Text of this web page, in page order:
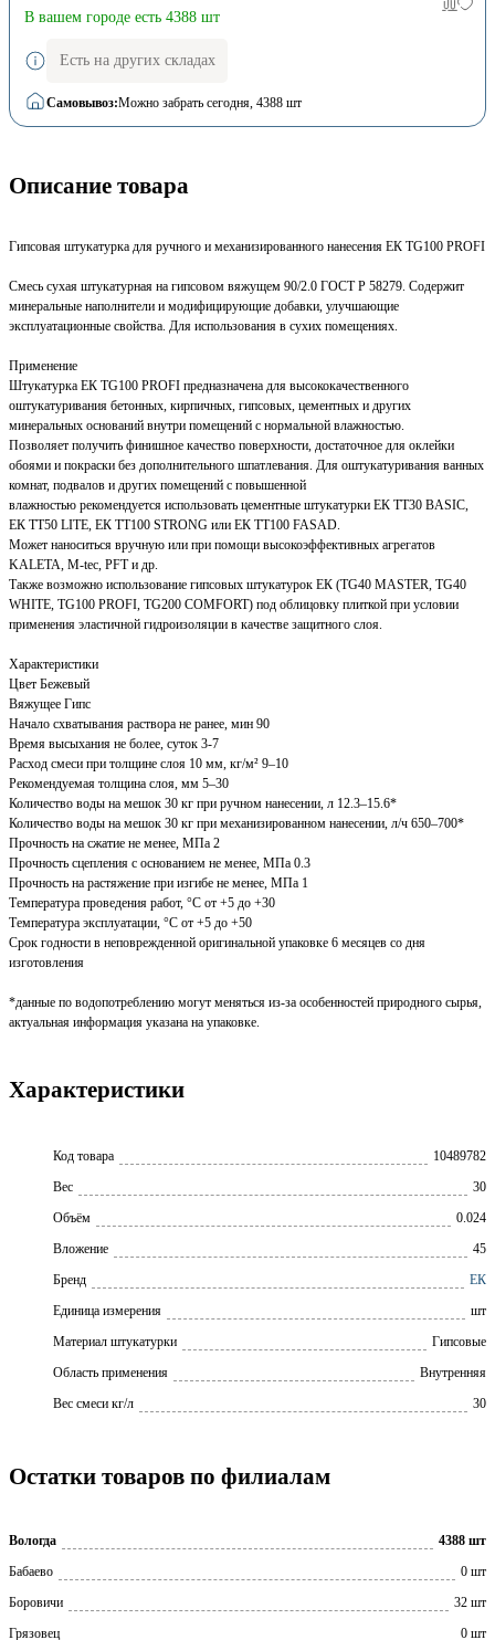
В вашем городе есть 4388 шт
Есть на других складах
Самовывоз:Можно забрать сегодня , 4388 шт
Описание товара
Гипсовая штукатурка для ручного и механизированного нанесения ЕК TG100 PROFI
Смесь сухая штукатурная на гипсовом вяжущем 90/2.0 ГОСТ Р 58279. Содержит
минеральные наполнители и модифицирующие добавки, улучшающие
эксплуатационные свойства. Для использования в сухих помещениях.
Применение
Штукатурка ЕК TG100 PROFI предназначена для высококачественного
оштукатуривания бетонных, кирпичных, гипсовых, цементных и других
минеральных оснований внутри помещений с нормальной влажностью.
Позволяет получить финишное качество поверхности, достаточное для оклейки
обоями и покраски без дополнительного шпатлевания. Для оштукатуривания ванных
комнат, подвалов и других помещений с повышенной
влажностью рекомендуется использовать цементные штукатурки ЕК ТТ30 BASIC,
ЕК ТТ50 LITE, ЕК ТТ100 STRONG или ЕК ТТ100 FASAD.
Может наноситься вручную или при помощи высокоэффективных агрегатов
KALETA, M-tec, PFT и др.
Также возможно использование гипсовых штукатурок ЕК (TG40 MASTER, TG40
WHITE, TG100 PROFI, TG200 COMFORT) под облицовку плиткой при условии
применения эластичной гидроизоляции в качестве защитного слоя.
Характеристики
Цвет Бежевый
Вяжущее Гипс
Начало схватывания раствора не ранее, мин 90
Время высыхания не более, суток 3-7
Расход смеси при толщине слоя 10 мм, кг/м² 9–10
Рекомендуемая толщина слоя, мм 5–30
Количество воды на мешок 30 кг при ручном нанесении, л 12.3–15.6*
Количество воды на мешок 30 кг при механизированном нанесении, л/ч 650–700*
Прочность на сжатие не менее, МПа 2
Прочность сцепления с основанием не менее, МПа 0.3
Прочность на растяжение при изгибе не менее, МПа 1
Температура проведения работ, °С от +5 до +30
Температура эксплуатации, °С от +5 до +50
Срок годности в неповрежденной оригинальной упаковке 6 месяцев со дня
изготовления
*данные по водопотреблению могут меняться из-за особенностей природного сырья,
актуальная информация указана на упаковке.
Характеристики
Код товара
10489782
Вес
30
Объём
0.024
Вложение
45
Бренд
ЕК
Единица измерения
шт
Материал штукатурки
Гипсовые
Область применения
Внутренняя
Вес смеси кг/л
30
Остатки товаров по филиалам
Вологда
4388 шт
Бабаево
0 шт
Боровичи
32 шт
Грязовец
0 шт